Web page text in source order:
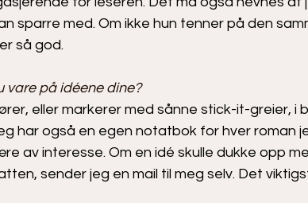
sparre med. Om ikke hun tenner på den
så god.
vare på idéene dine?
eller markerer med sånne stick-it-greier, i
har også en egen notatbok for hver roman
av interesse. Om en idé skulle dukke opp
sender jeg en mail til meg selv. Det